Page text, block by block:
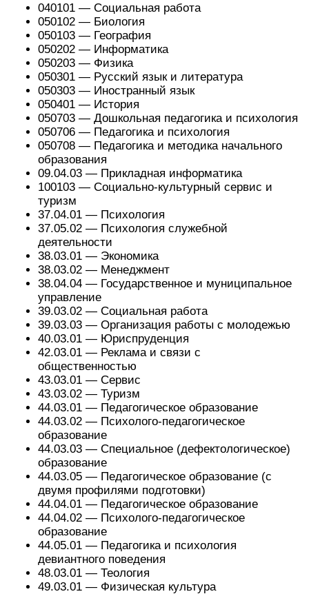
040101 — Социальная работа
050102 — Биология
050103 — География
050202 — Информатика
050203 — Физика
050301 — Русский язык и литература
050303 — Иностранный язык
050401 — История
050703 — Дошкольная педагогика и психология
050706 — Педагогика и психология
050708 — Педагогика и методика начального
образования
09.04.03 — Прикладная информатика
100103 — Социально-культурный сервис и
туризм
37.04.01 — Психология
37.05.02 — Психология служебной
деятельности
38.03.01 — Экономика
38.03.02 — Менеджмент
38.04.04 — Государственное и муниципальное
управление
39.03.02 — Социальная работа
39.03.03 — Организация работы с молодежью
40.03.01 — Юриспруденция
42.03.01 — Реклама и связи с
общественностью
43.03.01 — Сервис
43.03.02 — Туризм
44.03.01 — Педагогическое образование
44.03.02 — Психолого-педагогическое
образование
44.03.03 — Специальное (дефектологическое)
образование
44.03.05 — Педагогическое образование (с
двумя профилями подготовки)
44.04.01 — Педагогическое образование
44.04.02 — Психолого-педагогическое
образование
44.05.01 — Педагогика и психология
девиантного поведения
48.03.01 — Теология
49.03.01 — Физическая культура